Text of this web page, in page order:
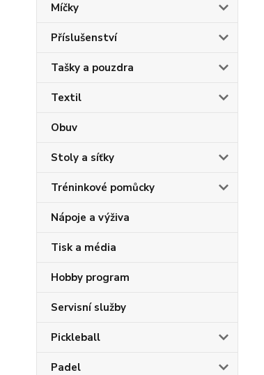
Míčky
Příslušenství
Tašky a pouzdra
Textil
Obuv
Stoly a síťky
Tréninkové pomůcky
Nápoje a výživa
Tisk a média
Hobby program
Servisní služby
Pickleball
Padel